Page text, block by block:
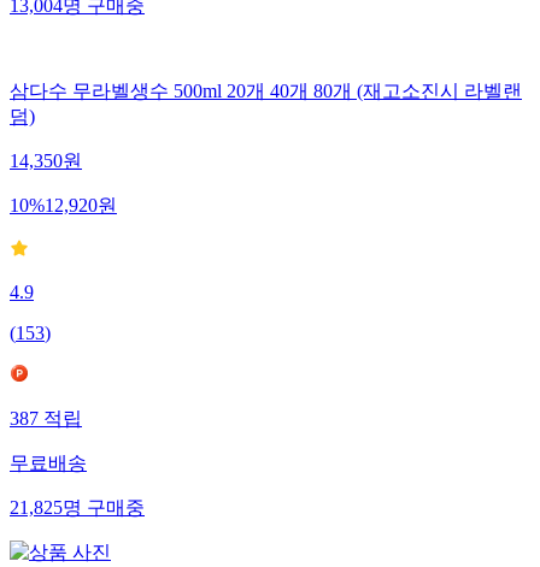
13,004명구매중
삼다수 무라벨생수 500ml 20개 40개 80개 (재고소진시 라벨랜
덤)
14,350원
10%12,920원
4.9
(153)
387적립
무료배송
21,825명구매중